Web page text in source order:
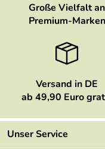
Große Vielfalt an
Premium-Marken
Versand in DE
ab 49,90 Euro
Unser Service